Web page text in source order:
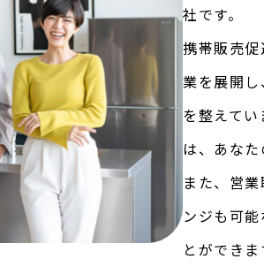
社です。
携帯販売
業を展開
を整えて
は、あなた
また、営
ンジも可
とができま